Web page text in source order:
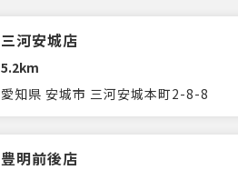
三河安城店
5.2km
愛知県 安城市 三河安城本町2-8-8
豊明前後店